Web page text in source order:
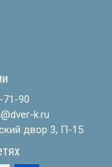
71-90
k.ru
двор 3, П-15